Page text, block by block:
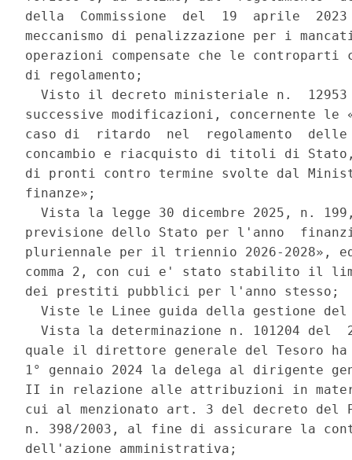
della  Commissione  del  19  aprile
meccanismo di penalizzazione per i
operazioni compensate che le
di regolamento;
Visto il decreto ministeriale n.
successive modificazioni, concernente
caso di  ritardo  nel  regolamento
concambio e riacquisto di titoli di
di pronti contro termine svolte dal
finanze»;
Vista la legge 30 dicembre 2025, n.
previsione dello Stato per l'anno
pluriennale per il triennio 2026-
comma 2, con cui e' stato stabilito il
dei prestiti pubblici per l'anno stesso;
Viste le Linee guida della gestione
Vista la determinazione n. 101204 del
quale il direttore generale del Tesoro
1° gennaio 2024 la delega al dirigente
II in relazione alle attribuzioni in
cui al menzionato art. 3 del decreto del
n. 398/2003, al fine di assicurare la
dell'azione amministrativa;